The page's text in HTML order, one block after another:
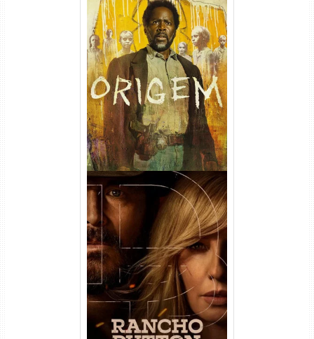
Origem 4ª Temporada Torrent
(2026) WEB-DL 1080p/4K
Dual Áudio
Rancho Dutton 1ª
Temporada Torrent (2026)
WEB-DL 1080p Dual Áudio